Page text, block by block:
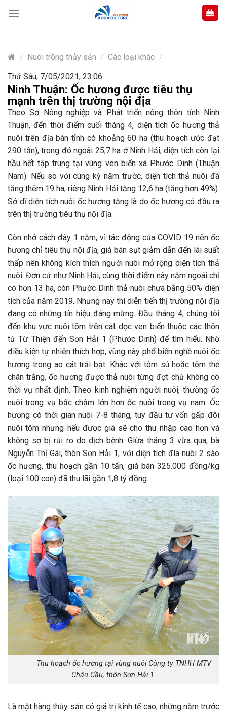
content
/ Nuôi trồng thủy sản / Các loại khác /
Thứ Sáu, 7/05/2021, 23:06
Ninh Thuận: Ốc hương được tiêu thụ
mạnh trên thị trường nội địa
Theo Sở Nông nghiệp và Phát triển nông thôn tỉnh Ninh
Thuận, đến thời điểm cuối tháng 4, diện tích ốc hương thả
nuôi trên địa bàn tỉnh có khoảng 60 ha (thu hoạch ước đạt
290 tấn), trong đó ngoài 25,7 ha ở Ninh Hải, diện tích còn lại
hầu hết tập trung tại vùng ven biển xã Phước Dinh (Thuận
Nam). Nếu so với cùng kỳ năm trước, diện tích thả nuôi đã
tăng thêm 19 ha, riêng Ninh Hải tăng 12,6 ha (tăng hơn 49%).
Sở dĩ diện tích nuôi ốc hương tăng là do ốc hương có đầu ra
trên thị trường tiêu thụ nội địa.
Còn nhớ cách đây 1 năm, vì tác động của COVID 19 nên ốc
hương chỉ tiêu thụ nội địa, giá bán sụt giảm dẫn đến lãi suất
thấp nên không kích thích người nuôi mở rộng diện tích thả
nuôi. Đơn cử như Ninh Hải, cùng thời điểm này năm ngoái chỉ
có hơn 13 ha, còn Phước Dinh thả nuôi chưa bằng 50% diện
tích của năm 2019. Nhưng nay thì diễn tiến thị trường nội địa
đang có những tín hiệu đáng mừng. Đầu tháng 4, chúng tôi
đến khu vực nuôi tôm trên cát dọc ven biển thuộc các thôn
từ Từ Thiện đến Sơn Hải 1 (Phước Dinh) để tìm hiểu. Nhờ
điều kiện tự nhiên thích hợp, vùng này phổ biến nghề nuôi ốc
hương trong ao cát trải bạt. Khác với tôm sú hoặc tôm thẻ
chân trắng, ốc hương được thả nuôi từng đợt chứ không có
thời vụ nhất định. Theo kinh nghiệm người nuôi, thường ốc
nuôi trong vụ bấc chậm lớn hơn ốc nuôi trong vụ nam. Ốc
hương có thời gian nuôi 7-8 tháng, tuy đầu tư vốn gấp đôi
nuôi tôm nhưng nếu được giá sẽ cho thu nhập cao hơn và
không sợ bị rủi ro do dịch bệnh. Giữa tháng 3 vừa qua, bà
Nguyễn Thị Gái, thôn Sơn Hải 1, với diện tích đìa nuôi 2 sào
ốc hương, thu hoạch gần 10 tấn, giá bán 325.000 đồng/kg
(loại 100 con) đã thu lãi gần 1,8 tỷ đồng.
Thu hoạch ốc hương tại vùng nuôi Công ty TNHH MTV
Châu Cầu, thôn Sơn Hải 1.
Là mặt hàng thủy sản có giá trị kinh tế cao, những năm trước